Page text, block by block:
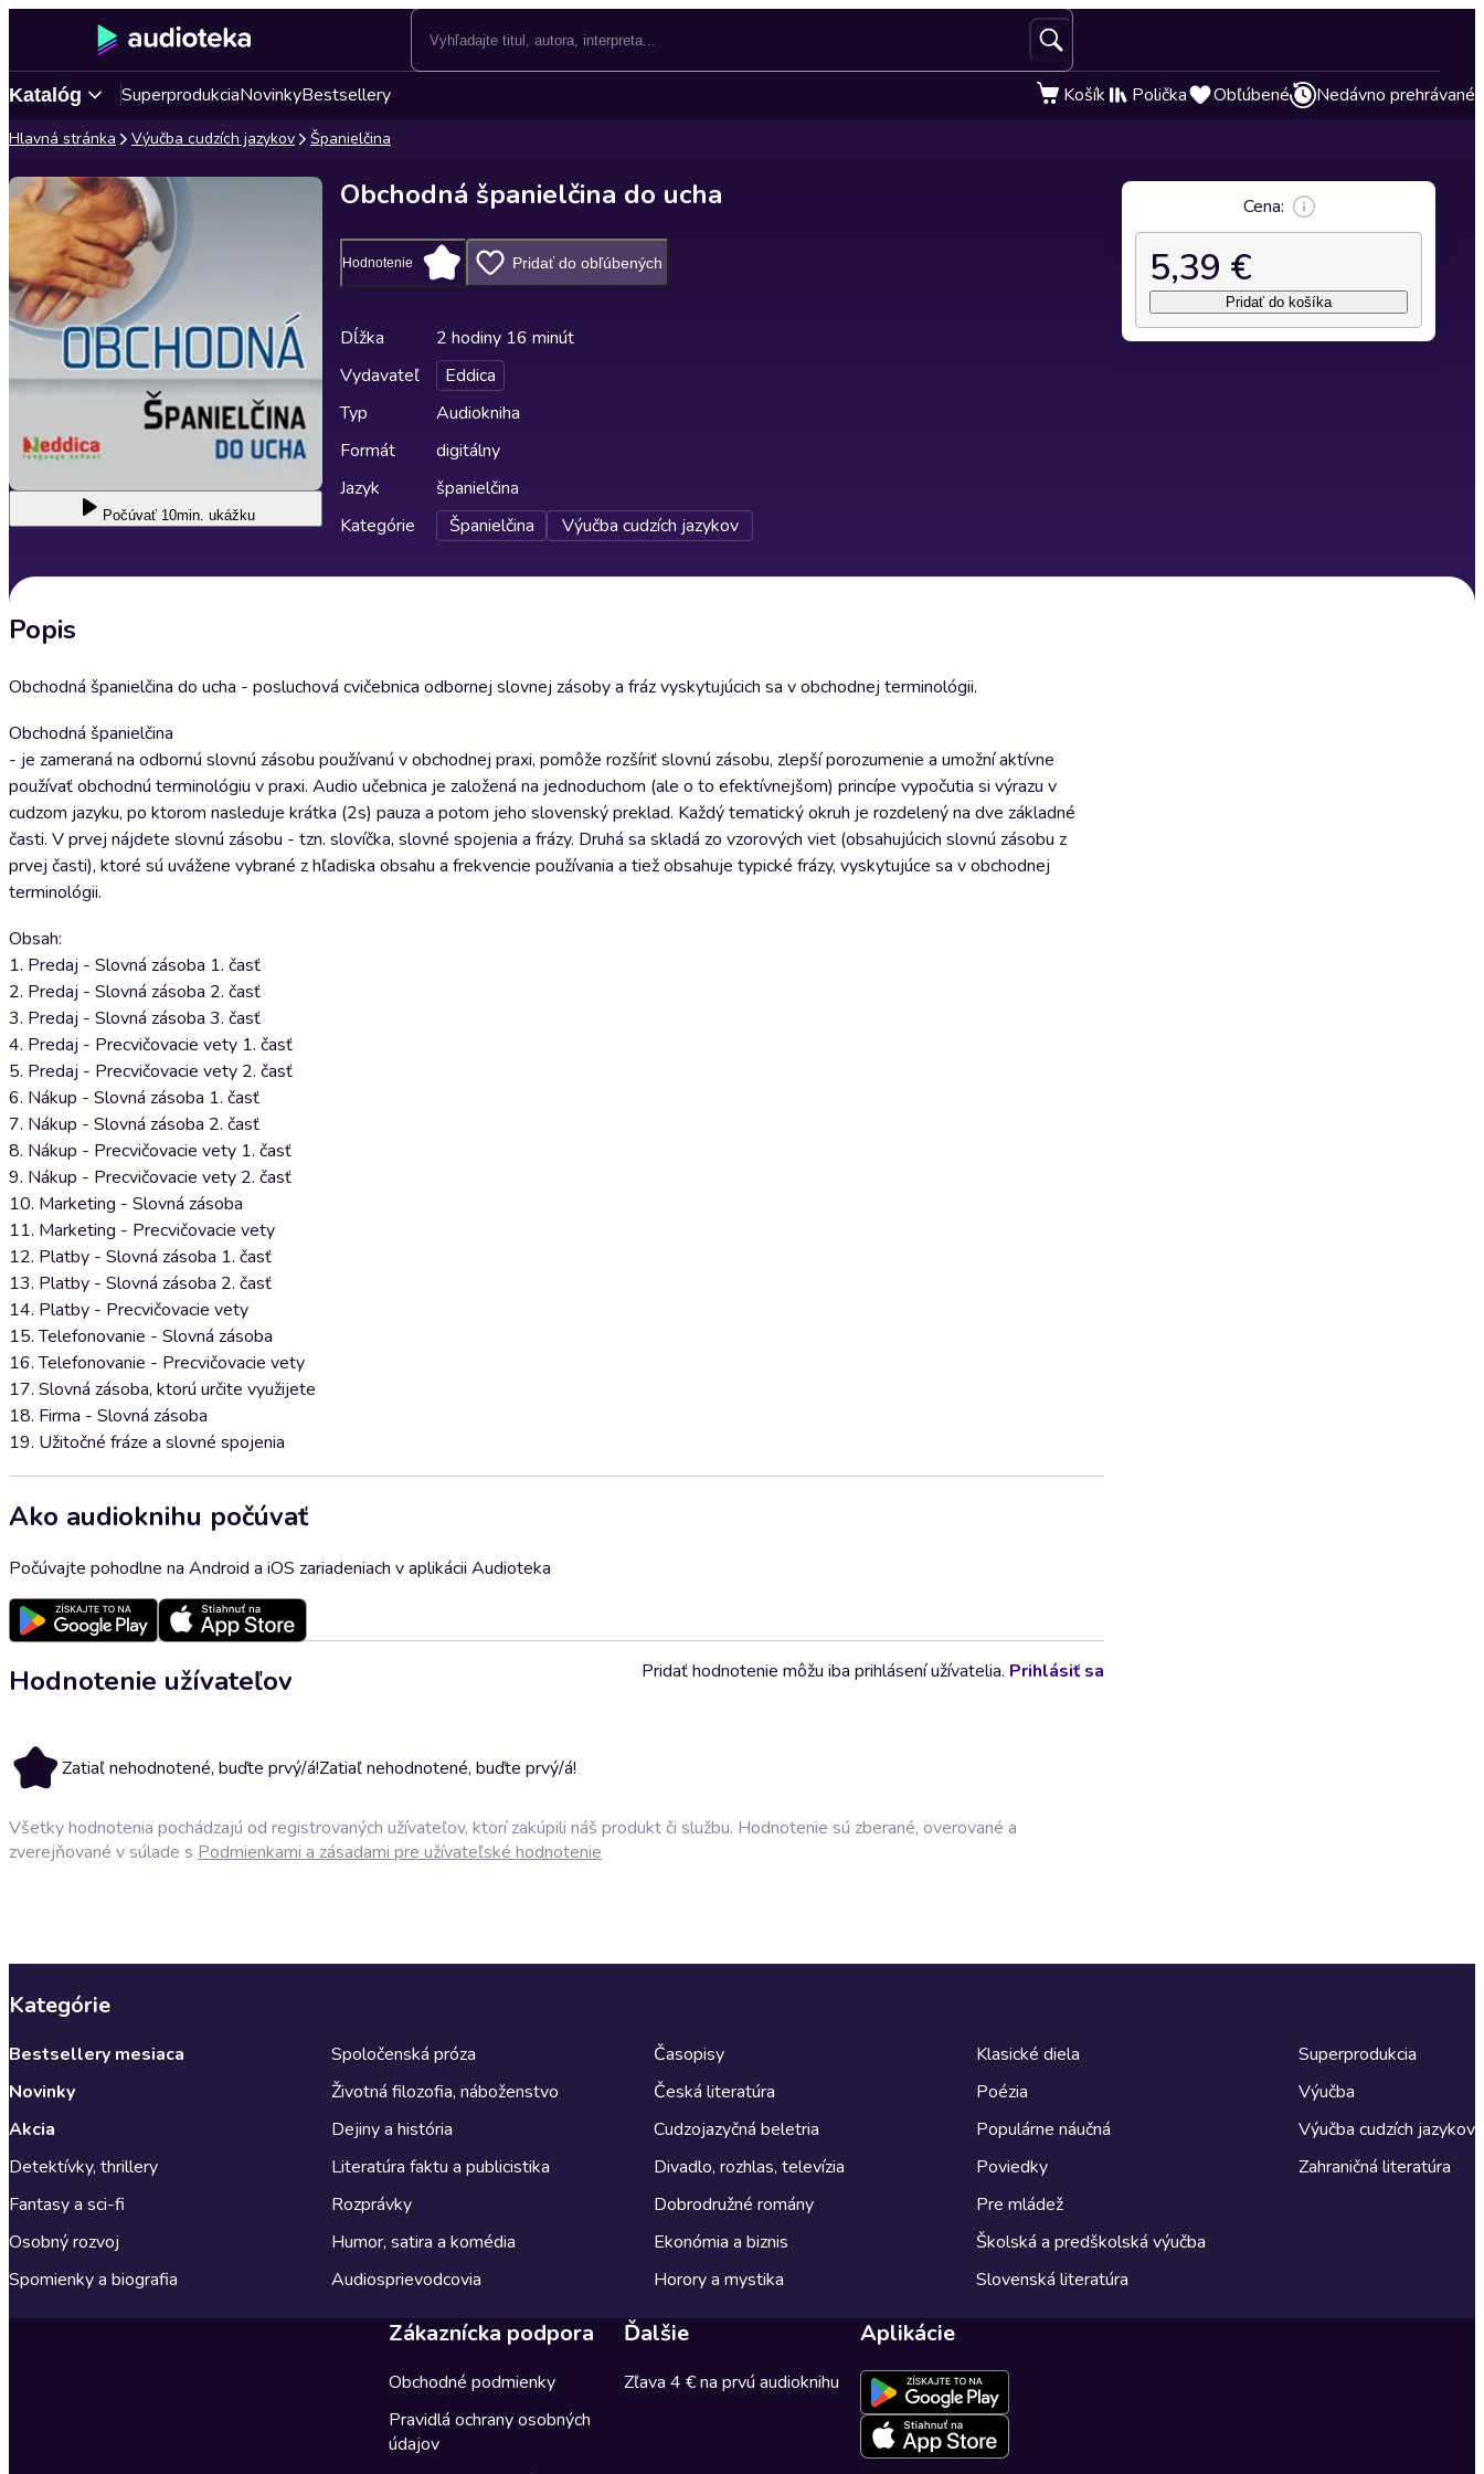
Katalóg SuperprodukciaNovinkyBestsellery Košík Polička Obľúbené Nedávno prehrávané
Hlavná stránka Výučba cudzích jazykov Španielčina
Počúvať 10min. ukážku
Obchodná španielčina do ucha
Hodnotenie Pridať do obľúbených
Dĺžka
2 hodiny 16 minút
Vydavateľ
Eddica
Typ
Audiokniha
Formát
digitálny
Jazyk
španielčina
Kategórie
Španielčina Výučba cudzích jazykov
Popis
Obchodná španielčina do ucha - posluchová cvičebnica odbornej slovnej zásoby a fráz vyskytujúcich sa v obchodnej terminológii.
Obchodná španielčina
- je zameraná na odbornú slovnú zásobu používanú v obchodnej praxi, pomôže rozšíriť slovnú zásobu, zlepší porozumenie a umožní aktívne
používať obchodnú terminológiu v praxi. Audio učebnica je založená na jednoduchom (ale o to efektívnejšom) princípe vypočutia si výrazu v
cudzom jazyku, po ktorom nasleduje krátka (2s) pauza a potom jeho slovenský preklad. Každý tematický okruh je rozdelený na dve základné
časti. V prvej nájdete slovnú zásobu - tzn. slovíčka, slovné spojenia a frázy. Druhá sa skladá zo vzorových viet (obsahujúcich slovnú zásobu z
prvej časti), ktoré sú uvážene vybrané z hľadiska obsahu a frekvencie používania a tiež obsahuje typické frázy, vyskytujúce sa v obchodnej
terminológii.
Obsah:
1. Predaj - Slovná zásoba 1. časť
2. Predaj - Slovná zásoba 2. časť
3. Predaj - Slovná zásoba 3. časť
4. Predaj - Precvičovacie vety 1. časť
5. Predaj - Precvičovacie vety 2. časť
6. Nákup - Slovná zásoba 1. časť
7. Nákup - Slovná zásoba 2. časť
8. Nákup - Precvičovacie vety 1. časť
9. Nákup - Precvičovacie vety 2. časť
10. Marketing - Slovná zásoba
11. Marketing - Precvičovacie vety
12. Platby - Slovná zásoba 1. časť
13. Platby - Slovná zásoba 2. časť
14. Platby - Precvičovacie vety
15. Telefonovanie - Slovná zásoba
16. Telefonovanie - Precvičovacie vety
17. Slovná zásoba, ktorú určite využijete
18. Firma - Slovná zásoba
19. Užitočné fráze a slovné spojenia
Ako audioknihu počúvať
Počúvajte pohodlne na Android a iOS zariadeniach v aplikácii Audioteka
Hodnotenie užívateľov
Zatiaľ nehodnotené, buďte prvý/á!Zatiaľ nehodnotené, buďte prvý/á!
Pridať hodnotenie môžu iba prihlásení užívatelia. Prihlásiť sa
Všetky hodnotenia pochádzajú od registrovaných užívateľov, ktorí zakúpili náš produkt či službu. Hodnotenie sú zberané, overované a
zverejňované v súlade s Podmienkami a zásadami pre užívateľské hodnotenie
Cena:
5,39 €
Pridať do košíka
Kategórie
Bestsellery mesiaca
Novinky
Akcia
Detektívky, thrillery
Fantasy a sci-fi
Osobný rozvoj
Spomienky a biografia
Spoločenská próza
Životná filozofia, náboženstvo
Dejiny a história
Literatúra faktu a publicistika
Rozprávky
Humor, satira a komédia
Audiosprievodcovia
Časopisy
Česká literatúra
Cudzojazyčná beletria
Divadlo, rozhlas, televízia
Dobrodružné romány
Ekonómia a biznis
Horory a mystika
Klasické diela
Poézia
Populárne náučná
Poviedky
Pre mládež
Školská a predškolská výučba
Slovenská literatúra
Superprodukcia
Výučba
Výučba cudzích jazykov
Zahraničná literatúra
Zákaznícka podpora
Obchodné podmienky
Pravidlá ochrany osobných
údajov
Ďalšie
Zľava 4 € na prvú audioknihu
Aplikácie